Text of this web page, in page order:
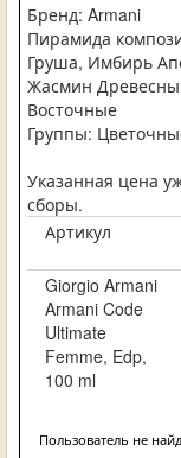
Бренд: Armani
Пирамида
Груша, Имбирь
Жасмин
Восточные
Группы:
Указанная цена
сборы.
Артикул
Giorgio Armani
Armani Code
Ultimate
Femme, Edp,
100 ml
Пользователь не